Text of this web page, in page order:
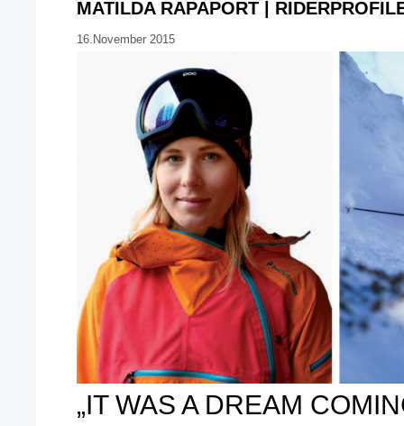
MATILDA RAPAPORT |
16.November 2015
„IT WAS A DREAM